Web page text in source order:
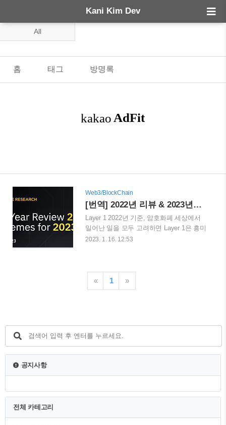
Kani Kim Dev
All
홈 태그 방명록
Web3/BlockChain
[번역] 2022년 리뷰 & 2023년의 테마 : Layer 1 - 이더리움(Ethereum)
Layer 1 2022년 기준, 암호화폐 세상에서
일어난 일을 모두 고려하면 Layer 1은 흥미
진진하고 다사다난한 해를 보냈다고 말할
식")에서 Proof-of-Stake("PoS, 지분 증명
방식")으로의 전환부터, 5월 테라 에코시스
션, 폴리곤이 테라가 나가고 남은 공백을
2023. 1. 16. 12:53
« 1 »
공지사항
전체 카테고리